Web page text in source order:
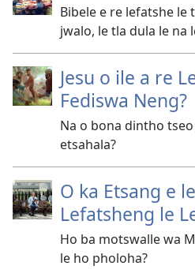
Bibele e re lefatshe le
jwalo, le tla dula le na
Jesu o ile a re
Fediswa Neng?
Na o bona dintho
etsahala?
O ka Etsang e
Lefatsheng le
Ho ba motswalle wa
le ho pholoha?